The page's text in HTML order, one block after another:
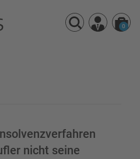
0
nicht seine